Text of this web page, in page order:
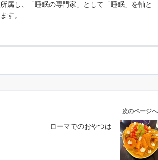
属し、「睡眠の専門家」として「睡眠」を軸と
す。
次のページへ
ローマでのおやつは